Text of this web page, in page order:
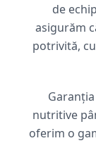
de
asigurăm
potrivită,
nutritive
oferim o